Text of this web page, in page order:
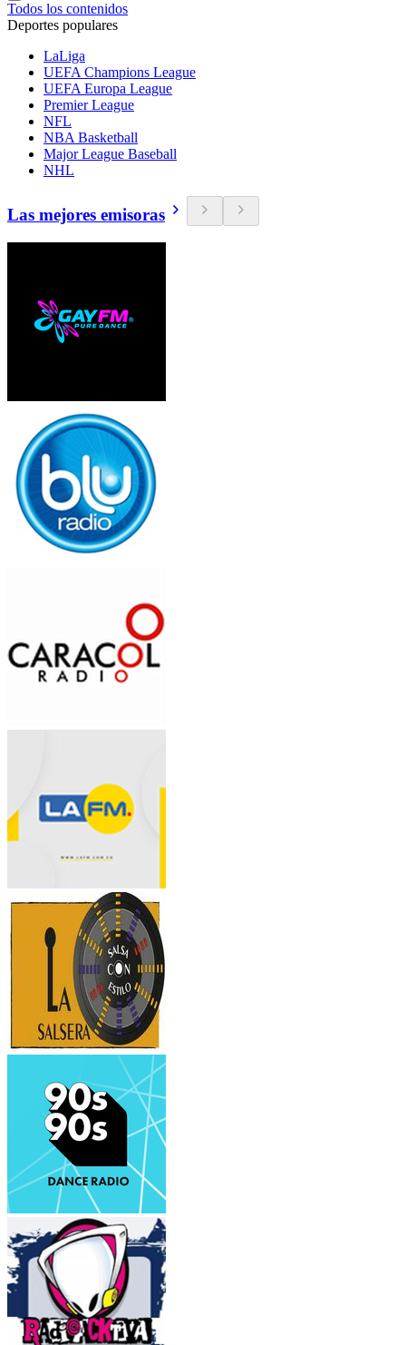
Todos los contenidos
Deportes populares
LaLiga
UEFA Champions League
UEFA Europa League
Premier League
NFL
NBA Basketball
Major League Baseball
NHL
Las mejores emisoras